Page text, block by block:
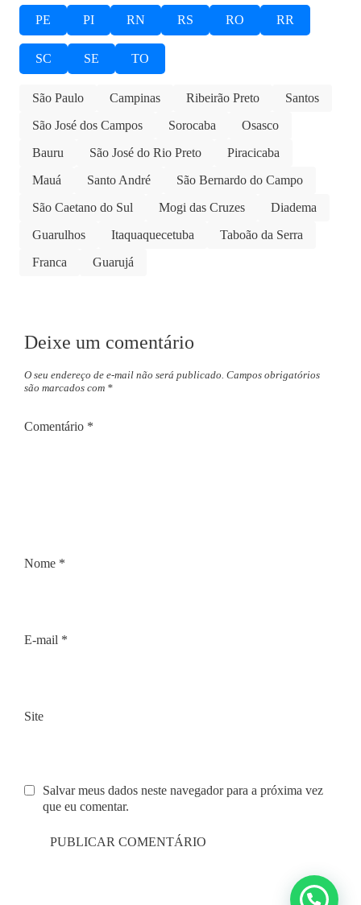
PE PI RN RS RO RR
SC SE TO
São Paulo Campinas Ribeirão Preto
Santos
São José dos Campos
Sorocaba
Osasco
Bauru
São José do Rio Preto
Piracicaba
Mauá
Santo André
São Bernardo do Campo
São Caetano do Sul
Mogi das Cruzes
Diadema
Guarulhos
Itaquaquecetuba
Taboão da Serra
Franca
Guarujá
Deixe um comentário
O seu endereço de e-mail não será publicado. Campos obrigatórios
são marcados com *
Comentário *
Nome *
E-mail *
Site
Salvar meus dados neste navegador para a próxima vez
que eu comentar.